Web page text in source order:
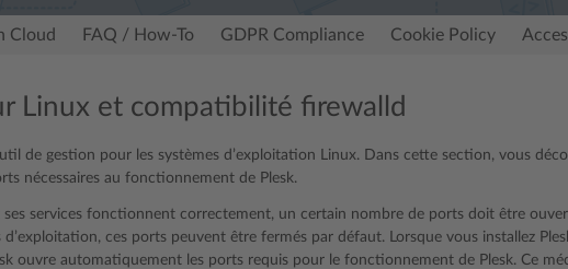
Cloud FAQ / How-To GDPR Compliance Cookie Policy
Linux et compatibilité firewalld
de gestion pour les systèmes d’exploitation Linux. Dans cette section, vous
nécessaires au fonctionnement de Plesk.
ses services fonctionnent correctement, un certain nombre de ports doit être
d’exploitation, ces ports peuvent être fermés par défaut. Lorsque vous installez
ouvre automatiquement les ports requis pour le fonctionnement de Plesk. Ce